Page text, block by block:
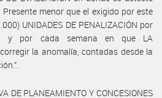
menor que el exigido por este
UNIDADES DE PENALIZACIÓN por
y por cada semana en que LA
la anomalía, contadas desde la
DE PLANEAMIENTO Y CONCESIONES